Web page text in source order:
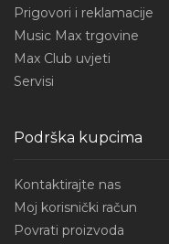
Prigovori i reklamacije
Music Max trgovine
Max Club uvjeti
Servisi
Podrška kupcima
Kontaktirajte nas
Moj korisnički račun
Povrati proizvoda